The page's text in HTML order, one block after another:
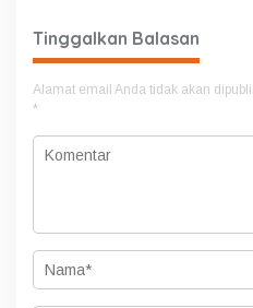
Tinggalkan Balasan
Alamat email Anda tidak akan
*